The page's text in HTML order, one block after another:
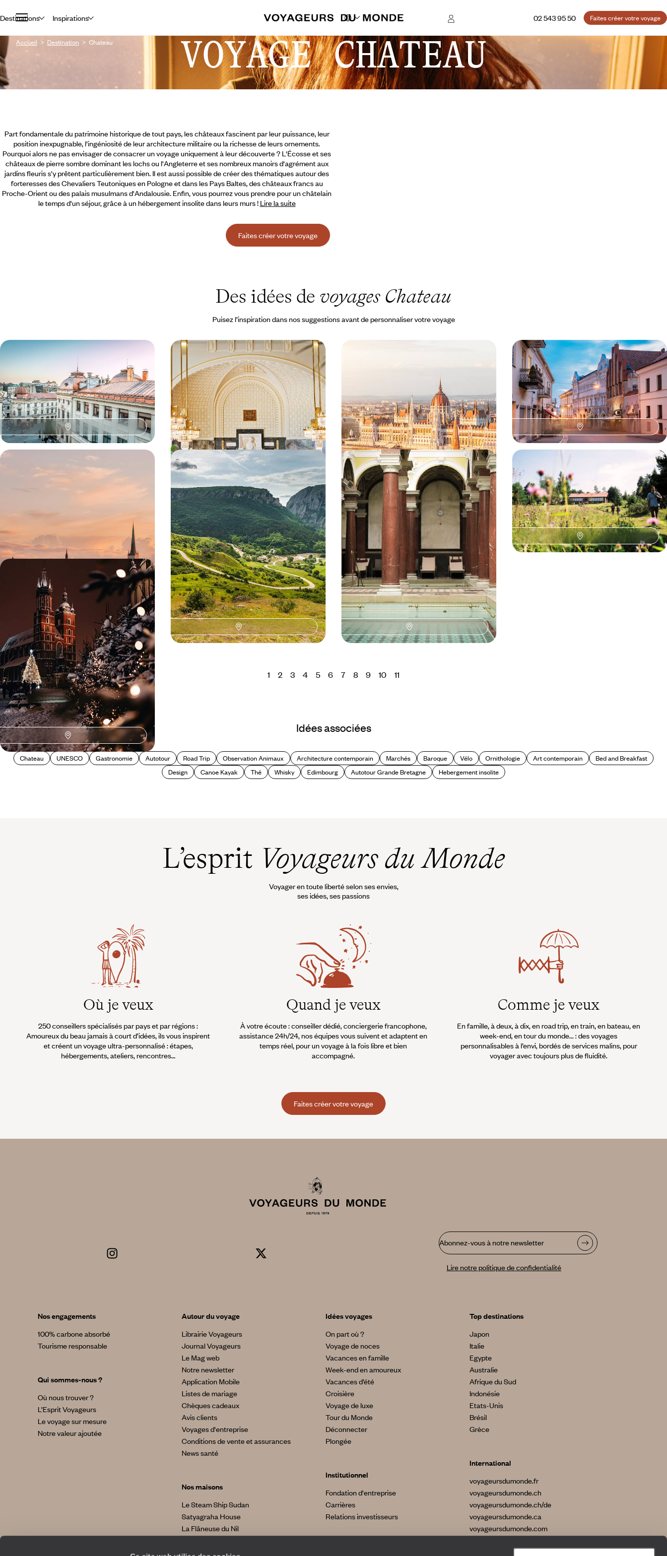
Destinations Inspirations 02 543 95 50 Faites créer votre voyage
Accueil Destination Chateau VOYAGE CHATEAU
Part fondamentale du patrimoine historique de tout pays, les châteaux fascinent par leur puissance, leur
position inexpugnable, l'ingéniosité de leur architecture militaire ou la richesse de leurs ornements.
Pourquoi alors ne pas envisager de consacrer un voyage uniquement à leur découverte ? L'Écosse et ses
châteaux de pierre sombre dominant les lochs ou l'Angleterre et ses nombreux manoirs d'agrément aux
jardins fleuris s'y prêtent particulièrement bien. Il est aussi possible de créer des thématiques autour des
forteresses des Chevaliers Teutoniques en Pologne et dans les Pays Baltes, des châteauxfrancs au
Proche-Orient ou des palais musulmans d'Andalousie. Enfin, vous pourrez vous prendre pour un châtelain
le temps d'un séjour, grâce à un hébergement insolite dans leurs murs ! Lire la suite
Faites créer votre voyage
Des idées de voyages Chateau
Puisez l’inspiration dans nos suggestions avant de personnaliser votre voyage
Bucarest, l’inattendue - Vieilles
pierres et nouvelle vague
Arpenter Bucarest, un regard en direction de ses
façades parisiennes, l'autre porté sur l'éveil
créatif de la ville
4 jours, de 1100 à 1500 €
Renouveau et Art nouveau - Un long
week-end à Prague
Rive gauche, rive droite : d'un bord à l’autre de la
Vltava, prendre le pouls d'une ville qui sait se
renouveler et prendre du bon temps
4 jours, de 1200 à 1600 €
Quelques jours pour prendre le pouls d'une
capitale chargée d’histoire et d'énergie créative
4 jours, de 1200 à 1600 €
Quelques jours à Vilnius - Héritage
artistique & renouveau alternatif
Trois jours pleins dédiés aux arts et séductions de
l’une des capitales les plus stimulantes d’Europe
4 jours, de 1200 à 1500 €
Héritages et mues éclairées - Tallinn
au pluriel
réécrivent le destin de Tallinn
4 jours, de 1400 à 1700 €
Road-trip en Transylvanie -
Châteaux et montagnes du pays de
Dracula
Une semaine pour découvrir en voiture et en
liberté l’une des plus envoûtantes régions de
Roumanie
8 jours, de 1400 à 1800 €
De Marienbad à Prague - Villes
thermales et palais baroques
Les villes thermales de Bohème occidentale et la
capitale tchèque en un voyage : s'oxygéner le
corps et l’esprit
7 jours, de 1500 à 1900 €
Fatra, Tatras, Stiavnica - A travers
les sommets de Slovaquie
Un road trip dans les creux et les bosses d’un
pays plein de naturel et de surprises culturelles
8 jours, de 1700 à 2200 €
De Cracovie aux pistes de ski -
Break d'hiver en Pologne
En voyageur averti, goûter à la féérie de l'hiver
polonais : marchés, patinoires et sapins enneigés
6 jours, de 1700 à 2500 €
1 2 3 4 5 6 7 8 9 10 11
Idées associées
Chateau UNESCO Gastronomie Autotour Road Trip Observation Animaux Architecture contemporain Marchés Baroque Vélo Ornithologie Art contemporain
Bed and Breakfast
Design
Canoe Kayak Thé Whisky Edimbourg Autotour Grande Bretagne Hebergement insolite
L’esprit Voyageurs du Monde
Voyager en toute liberté selon ses envies,
ses idées, ses passions
Où je veux
250 conseillers spécialisés par pays et par régions :
Amoureux du beau jamais à court d’idées, ils vous inspirent
et créent un voyage ultra-personnalisé : étapes,
hébergements, ateliers, rencontres…
Quand je veux
À votre écoute : conseiller dédié, conciergerie francophone,
assistance 24h/24, nos équipes vous suivent et adaptent en
temps réel, pour un voyage à la fois libre et bien
accompagné.
Comme je veux
En famille, à deux, à dix, en road trip, en train, en bateau, en
week-end, en tour du monde... : des voyages
personnalisables à l’envi, bordés de services malins, pour
voyager avec toujours plus de fluidité.
Faites créer votre voyage
Abonnez-vous à notre newsletter
Lire notre politique de confidentialité
Nos engagements
100% carbone absorbé
Tourisme responsable
Qui sommes-nous ?
Où nous trouver ?
L’Esprit Voyageurs
Le voyage sur mesure
Notre valeur ajoutée
Autour du voyage
Librairie Voyageurs
Journal Voyageurs
Le Mag web
Notre newsletter
Application Mobile
Listes de mariage
Chèques cadeaux
Avis clients
Voyages d'entreprise
Conditions de vente et assurances
News santé
Nos maisons
Le Steam Ship Sudan
Satyagraha House
La Flâneuse du Nil
La Villa Bahia
Idées voyages
On part où ?
Voyage de noces
Vacances en famille
Week-end en amoureux
Vacances d’été
Croisière
Voyage de luxe
Tour du Monde
Déconnecter
Plongée
Institutionnel
Fondation d'entreprise
Carrières
Relations investisseurs
Top destinations
Japon
Italie
Egypte
Australie
Afrique du Sud
Indonésie
Etats-Unis
Brésil
Grèce
International
voyageursdumonde.fr
voyageursdumonde.ch
voyageursdumonde.ch/de
voyageursdumonde.ca
voyageursdumonde.com
originaldiving.com